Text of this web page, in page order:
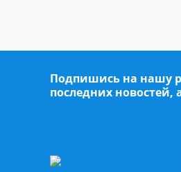
Подпишись на нашу
последних